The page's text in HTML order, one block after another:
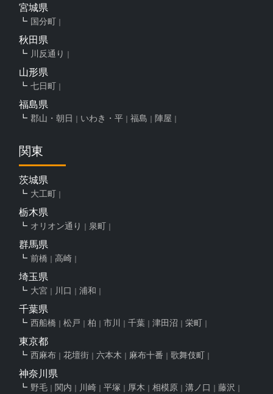
宮城県
国分町
秋田県
川反通り
山形県
七日町
福島県
郡山・朝日 いわき・平 福島 陣屋
関東
茨城県
大工町
栃木県
オリオン通り 泉町
群馬県
前橋 高崎
埼玉県
大宮 川口 浦和
千葉県
西船橋 松戸 柏 市川 千葉 津田沼 栄町
東京都
西麻布 花壇街 六本木 麻布十番 歌舞伎町
神奈川県
野毛 関内 川崎 平塚 厚木 相模原 溝ノ口 藤沢